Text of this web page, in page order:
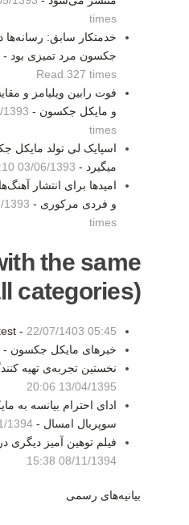
times
خدمتکار سابق: رسانه‌ها
جکسون مرد تمیزی بود -
Read 327 times
فوت رابین ویلیامز و
و مایکل جکسون - 22:00
times
اسپایک لی تولد مایکل
میگیرد - 03/06/1393 10:10
امیدها برای انتشار
و فردی مرکوری - 20:10
times
the same
categories):
- 22/07/1403 05:45
خبرهای مایکل جکسون -
نخستین تجربه‌ی تهیه
13/04/1395 20:06
ادای احترام بیانسه
سوپربال امسال - 20:17
فیلم توهین آمیز
08/11/1394 15:38
بیانیه‌های رسمی